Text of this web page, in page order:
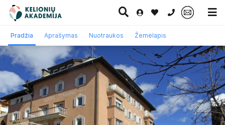
0 700 11007
Paskutinė
minutė
Pažintinės
kelionės
Egzotinės
kelionės
Kruizai
Pradžia Aprašymas Nuotraukos Žemėlapis